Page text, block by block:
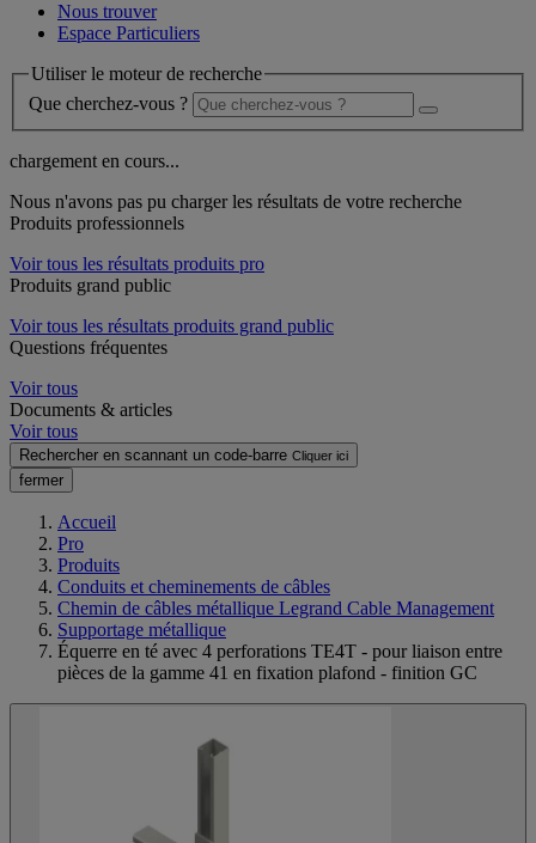
Nous trouver
Espace Particuliers
Utiliser le moteur de recherche
Que cherchez-vous ?
chargement en cours...
Nous n'avons pas pu charger les résultats de votre recherche
Produits professionnels
Voir tous les résultats produits pro
Produits grand public
Voir tous les résultats produits grand public
Questions fréquentes
Voir tous
Documents & articles
Voir tous
Rechercher en scannant un code-barre Cliquer ici
fermer
Accueil
Pro
Produits
Conduits et cheminements de câbles
Chemin de câbles métallique Legrand Cable Management
Supportage métallique
Équerre en té avec 4 perforations TE4T - pour liaison entre
pièces de la gamme 41 en fixation plafond - finition GC